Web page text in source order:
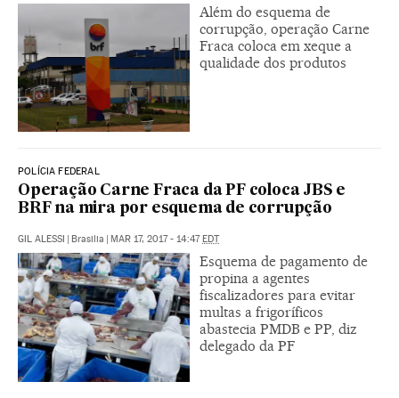
Além do esquema de
corrupção, operação Carne
Fraca coloca em xeque a
qualidade dos produtos
POLÍCIA FEDERAL
Operação Carne Fraca da PF coloca JBS e
BRF na mira por esquema de corrupção
GIL ALESSI Brasilia MAR 17, 2017 - 14:47 EDT
Esquema de pagamento de
propina a agentes
fiscalizadores para evitar
multas a frigoríficos
abastecia PMDB e PP, diz
delegado da PF